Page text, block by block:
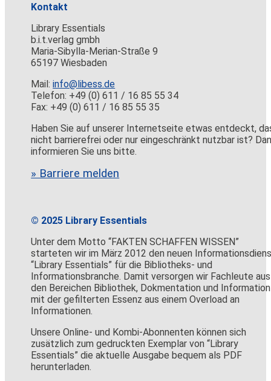
Kontakt
Library Essentials
b.i.t.verlag gmbh
Maria-Sibylla-Merian-Straße 9
65197 Wiesbaden
Mail:info@libess.de
Telefon: +49 (0) 611 / 16 85 55 34
Fax: +49 (0) 611 / 16 85 55 35
Haben Sie auf unserer Internetseite etwas entdeckt,
nicht barrierefrei oder nur eingeschränkt nutzbar ist?
informieren Sie uns bitte.
» Barriere melden
© 2025 Library Essentials
Unter dem Motto “FAKTEN SCHAFFEN WISSEN”
starteten wir im März 2012 den neuen
“Library Essentials” für die Bibliotheks- und
Informationsbranche. Damit versorgen wir Fachleute aus
den Bereichen Bibliothek, Dokmentation und Information
mit der gefilterten Essenz aus einem Overload an
Informationen.
Unsere Online- und Kombi-Abonnenten können sich
zusätzlich zum gedruckten Exemplar von “Library
Essentials” die aktuelle Ausgabe bequem als PDF
herunterladen.